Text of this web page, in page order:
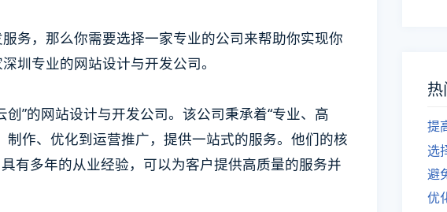
务，那么你需要选择一家专业的公司来帮助你实现你
圳专业的网站设计与开发公司。
”的网站设计与开发公司。该公司秉承着“专业、高
制作、优化到运营推广，提供一站式的服务。他们的核
有多年的从业经验，可以为客户提供高质量的服务并